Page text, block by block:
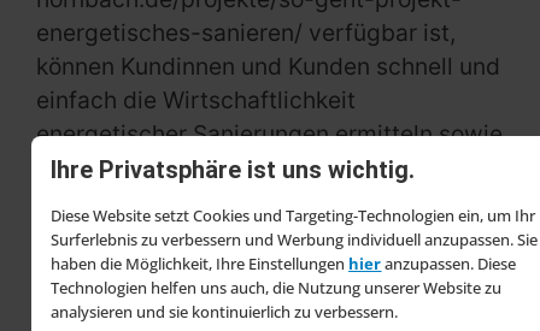
Ihre Privatsphäre ist uns wichtig.
Diese Website setzt Cookies und Targeting-Technologien ein, um Ihr
Surferlebnis zu verbessern und Werbung individuell anzupassen. Sie
haben die Möglichkeit, Ihre Einstellungen hieranzupassen. Diese
Technologien helfen uns auch, die Nutzung unserer Website zu
analysieren und sie kontinuierlich zu verbessern.
energetisches-sanieren/ verfügbar ist,
können Kundinnen und Kunden schnell und
einfach die Wirtschaftlichkeit
energetischer Sanierungen ermitteln sowie
mögliche Fördermittel aufdecken.
Informative Veranstaltungen in den
Märkten
Kunden können sich bei den